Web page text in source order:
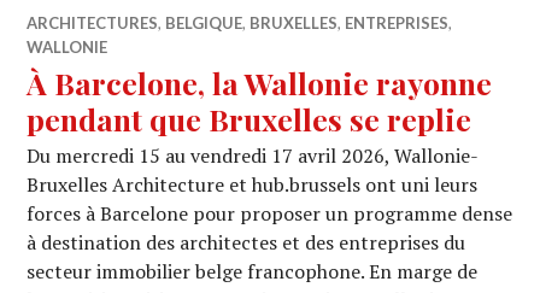
ARCHITECTURES, BELGIQUE, BRUXELLES, ENTREPRISES,
WALLONIE
À Barcelone, la Wallonie rayonne
pendant que Bruxelles se replie
Du mercredi 15 au vendredi 17 avril 2026, Wallonie-
Bruxelles Architecture et hub.brussels ont uni leurs
forces à Barcelone pour proposer un programme dense
à destination des architectes et des entreprises du
secteur immobilier belge francophone. En marge de